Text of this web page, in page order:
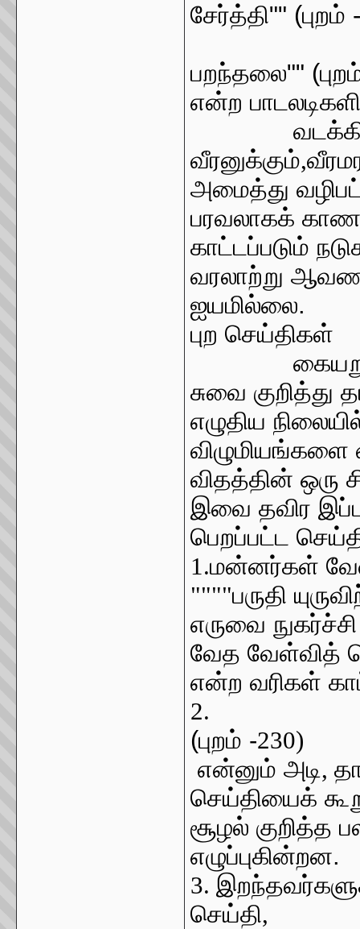
சேர்த்தி"" (புறம்
பறந்தலை""
என்ற
வீரனுக்கும்,
அமைத்து
பரவலாகக்
காட்டப்படும்
வரலாற்று
ஐயமில்லை.
புற செய்திகள்
சுவை
எழுதிய
விதத்தின்
இவை தவிர
பெறப்பட்ட
1.மன்னர்கள்
""""பருதி
எருவை
வேத வேள்வித்
என்ற வரிகள்
2.
(புறம் -230)
என்னும் அடி,
செய்தியைக்
சூழல் குறித்த
எழுப்புகின்றன.
3.
செய்தி,